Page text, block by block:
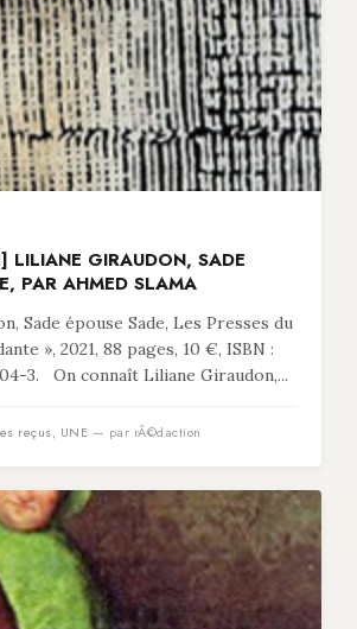
LILIANE GIRAUDON, SADE
PAR AHMED SLAMA
Sade épouse Sade, Les Presses du
», 2021, 88 pages, 10 €, ISBN :
3. On connaît Liliane Giraudon,...
reçus, UNE — par rÃ©daction